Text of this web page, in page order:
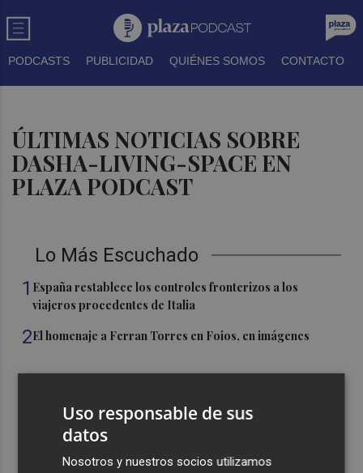
PODCASTS PUBLICIDAD QUIÉNES SOMOS CONTACTO
ÚLTIMAS NOTICIAS SOBRE
DASHA-LIVING-SPACE EN
PLAZA PODCAST
Lo Más Escuchado
1 España restablece los controles fronterizos a los
viajeros procedentes de Italia
2El homenaje a Ferran Torres en Foios, en imágenes
Foios se vuelca con Ferran Torres
Uso responsable de sus
datos
Nosotros y nuestros socios utilizamos